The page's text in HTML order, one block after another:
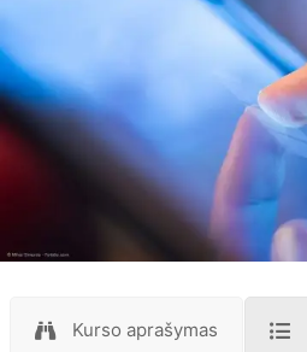
Kurso aprašymas